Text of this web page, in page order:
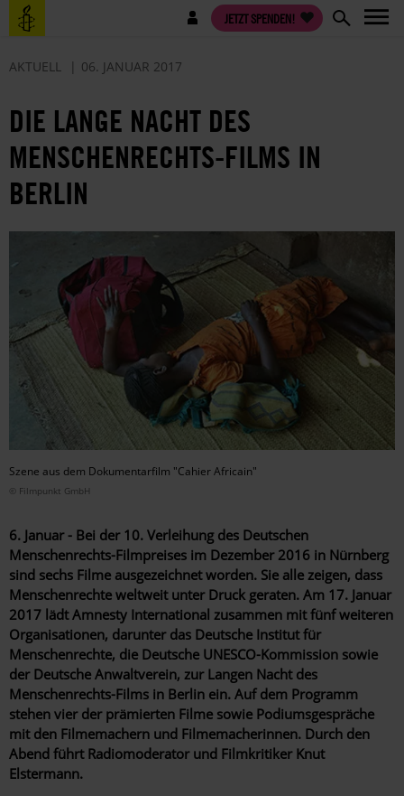
Direkt
zum
Benutzermenü JETZT SPENDEN!
AKTUELL 06. JANUAR 2017
DIE LANGE NACHT DES
MENSCHENRECHTS-FILMS IN
BERLIN
Szene aus dem Dokumentarfilm "Cahier Africain"
© Filmpunkt GmbH
6. Januar - Bei der 10. Verleihung des Deutschen
Menschenrechts-Filmpreises im Dezember 2016 in Nürnberg
sind sechs Filme ausgezeichnet worden. Sie alle zeigen, dass
Menschenrechte weltweit unter Druck geraten. Am 17. Januar
2017 lädt Amnesty International zusammen mit fünf weiteren
Organisationen, darunter das Deutsche Institut für
Menschenrechte, die Deutsche UNESCO-Kommission sowie
der Deutsche Anwaltverein, zur Langen Nacht des
Menschenrechts-Films in Berlin ein. Auf dem Programm
stehen vier der prämierten Filme sowie Podiumsgespräche
mit den Filmemachern und Filmemacherinnen. Durch den
Abend führt Radiomoderator und Filmkritiker Knut
Elstermann.